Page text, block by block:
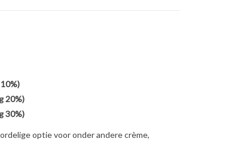
20%)
30%)
optie voor onder andere crème,